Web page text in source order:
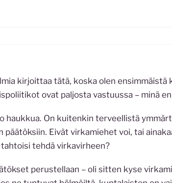
kirjoittaa tätä, koska olen
ovat paljosta vastuussa – minä
haukkua. On kuitenkin terveellistä
Eivät virkamiehet voi, tai
tehdä virkavirheen?
perustellaan – oli sitten kyse